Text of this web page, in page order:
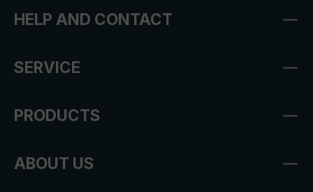
HELP AND CONTACT
SERVICE
PRODUCTS
ABOUT US